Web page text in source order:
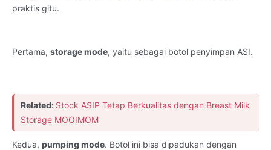
praktis gitu.
Pertama, storage mode, yaitu sebagai botol penyimpan ASI.
Related: Stock ASIP Tetap Berkualitas dengan Breast Milk
Storage MOOIMOM
Kedua, pumping mode. Botol ini bisa dipadukan dengan